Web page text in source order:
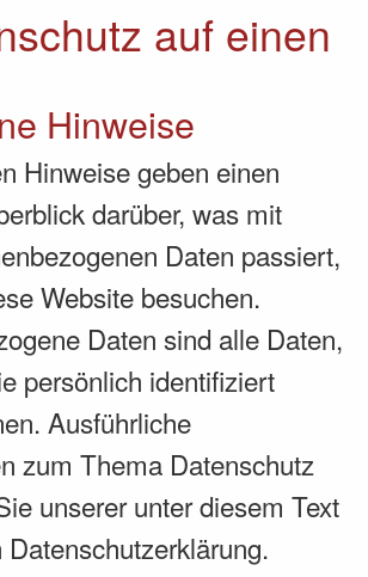
auf einen
Hinweise
Hinweise geben einen
darüber, was mit
Daten passiert,
Website besuchen.
Daten sind alle Daten,
persönlich identifiziert
Ausführliche
zum Thema Datenschutz
unserer unter diesem Text